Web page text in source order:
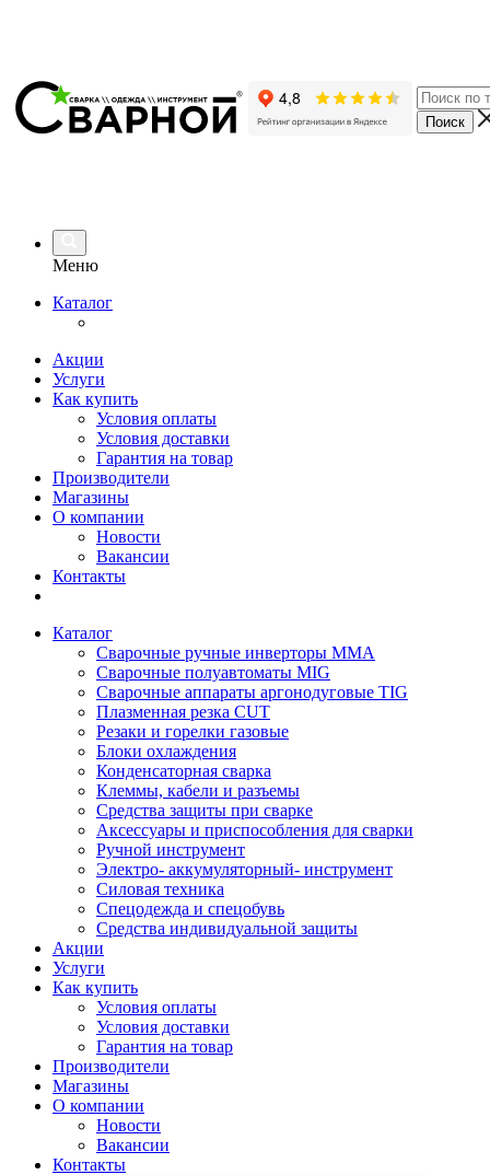
Меню
Каталог
Акции
Услуги
Как купить
Условия оплаты
Условия доставки
Гарантия на товар
Производители
Магазины
О компании
Новости
Вакансии
Контакты
Каталог
Сварочные ручные инверторы MMA
Сварочные полуавтоматы MIG
Сварочные аппараты аргонодуговые TIG
Плазменная резка CUT
Резаки и горелки газовые
Блоки охлаждения
Конденсаторная сварка
Клеммы, кабели и разъемы
Средства защиты при сварке
Аксессуары и приспособления для сварки
Ручной инструмент
Электро- аккумуляторный- инструмент
Силовая техника
Спецодежда и спецобувь
Средства индивидуальной защиты
Акции
Услуги
Как купить
Условия оплаты
Условия доставки
Гарантия на товар
Производители
Магазины
О компании
Новости
Вакансии
Контакты